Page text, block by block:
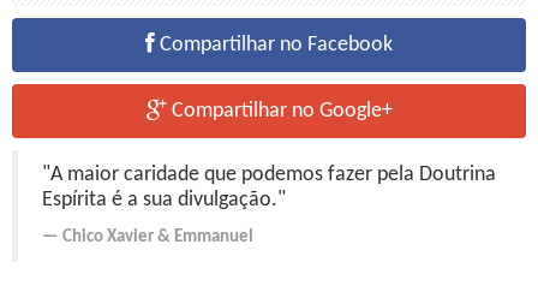
Compartilhar no Facebook
Compartilhar no Google+
"A maior caridade que podemos fazer pela Doutrina
Espírita é a sua divulgação."
Chico Xavier & Emmanuel